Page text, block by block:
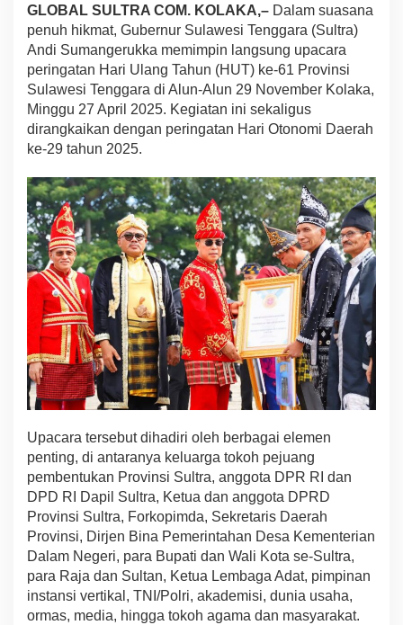
g
a
a
n
H
U
k
e
6
1
P
r
o
v
.
S
u
l
t
r
d
i
u
m
i
M
e
o
n
g
g
a
GLOBAL SULTRA COM. KOLAKA,– Dalam suasana
penuh hikmat, Gubernur Sulawesi Tenggara (Sultra)
Andi Sumangerukka memimpin langsung upacara
peringatan Hari Ulang Tahun (HUT) ke-61 Provinsi
Sulawesi Tenggara di Alun-Alun 29 November Kolaka,
Minggu 27 April 2025. Kegiatan ini sekaligus
dirangkaikan dengan peringatan Hari Otonomi Daerah
ke-29 tahun 2025.
Upacara tersebut dihadiri oleh berbagai elemen
penting, di antaranya keluarga tokoh pejuang
pembentukan Provinsi Sultra, anggota DPR RI dan
DPD RI Dapil Sultra, Ketua dan anggota DPRD
Provinsi Sultra, Forkopimda, Sekretaris Daerah
Provinsi, Dirjen Bina Pemerintahan Desa Kementerian
Dalam Negeri, para Bupati dan Wali Kota se-Sultra,
para Raja dan Sultan, Ketua Lembaga Adat, pimpinan
instansi vertikal, TNI/Polri, akademisi, dunia usaha,
ormas, media, hingga tokoh agama dan masyarakat.